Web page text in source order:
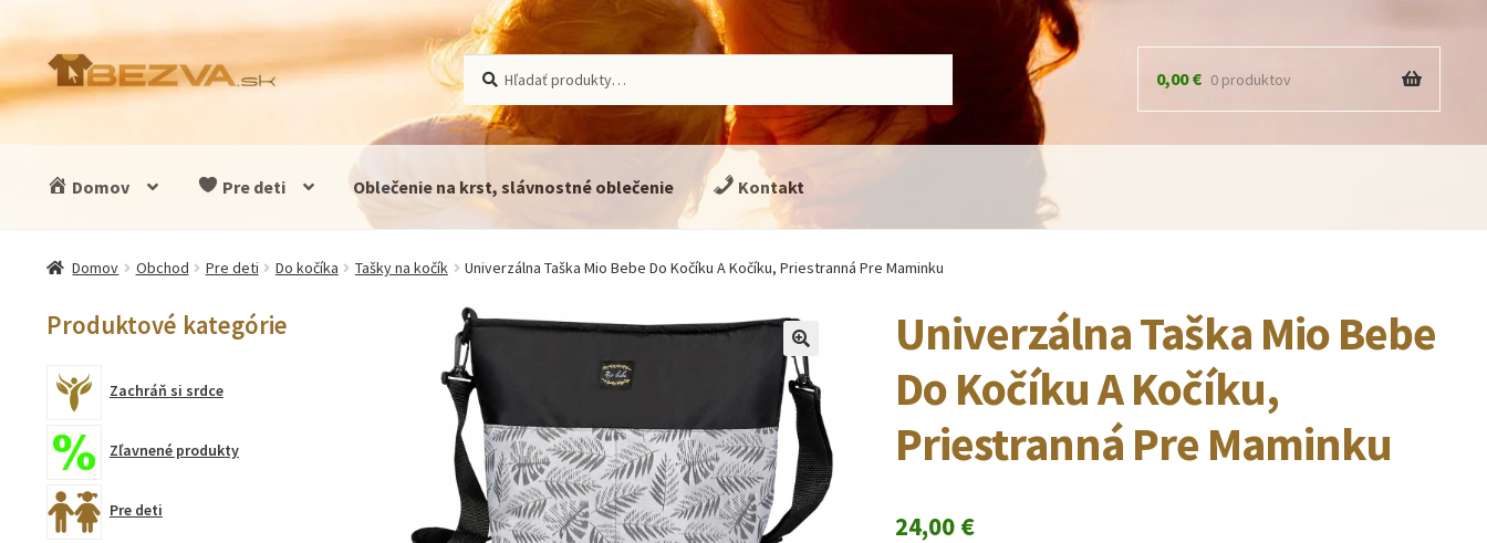
Preskočiť
na
navigáciu
Preskočiť
na
obsah
Hľadať:
Vyhľadávanie
0,00€ 0 produktov
Domov Pre deti Oblečenie na krst, slávnostné oblečenie Kontakt
Domov Obchod Pre deti Do kočíka Tašky na kočík Univerzálna Taška Mio Bebe Do Kočíku A Kočíku, Priestranná Pre Maminku
🔍
Univerzálna Taška Mio Bebe
Do Kočíku A Kočíku,
Priestranná Pre Maminku
24,00 €
Produktové kategórie
Zachráň si srdce
Zľavnené produkty
Pre deti